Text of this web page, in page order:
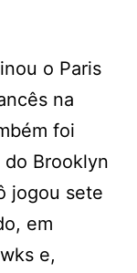
o Paris
na
foi
Brooklyn
jogou sete
em
e,